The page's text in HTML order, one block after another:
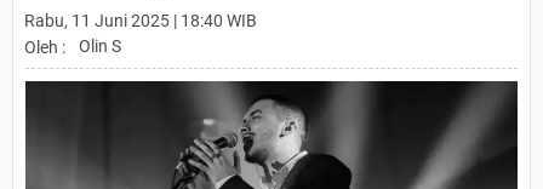
Rabu, 11 Juni 2025 | 18:40 WIB
Oleh :
Olin S